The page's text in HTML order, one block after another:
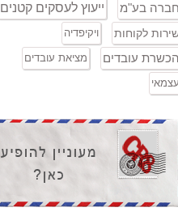
חברה בע"מ ייעוץ לעסקים קטנים
לקוחות ויקיפדיה
הכשרת עובדים מציאת עובדים
עצמאי